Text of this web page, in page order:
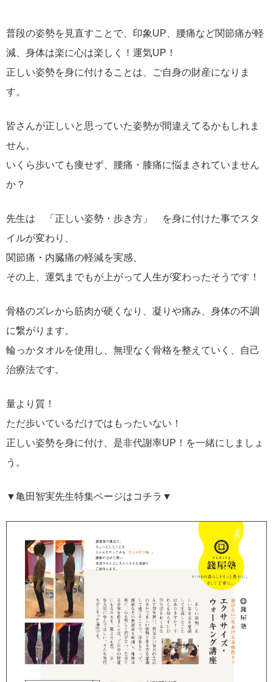
普段の姿勢を見直すことで、印象UP、腰痛など関節痛が軽
減、身体は楽に心は楽しく！運気UP！
正しい姿勢を身に付けることは、ご自身の財産になりま
す。
皆さんが正しいと思っていた姿勢が間違えてるかもしれま
せん。
いくら歩いても痩せず、腰痛・膝痛に悩まされていません
か？
先生は 「正しい姿勢・歩き方」 を身に付けた事でスタ
イルが変わり、
関節痛・内臓痛の軽減を実感、
その上、運気までもが上がって人生が変わったそうです！
骨格のズレから筋肉が硬くなり、凝りや痛み、身体の不調
に繋がります。
輪っかタオルを使用し、無理なく骨格を整えていく、自己
治療法です。
量より質！
ただ歩いているだけではもったいない！
正しい姿勢を身に付け、是非代謝率UP！を一緒にしましょ
う。
▼亀田智実先生特集ページはコチラ▼